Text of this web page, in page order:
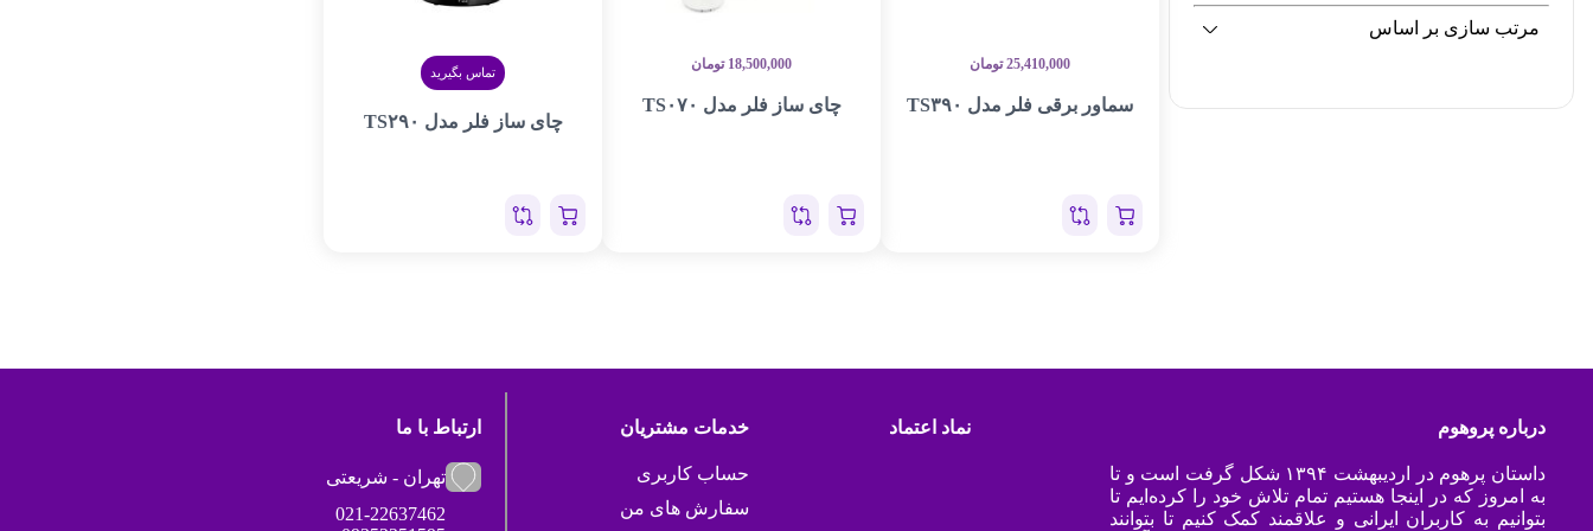
25,410,000 تومان
سماور برقی فلر مدل TS۳۹۰
18,500,000 تومان
چای ساز فلر مدل TS۰۷۰
تماس بگیرید
چای ساز فلر مدل TS۲۹۰
مرتب سازی بر اساس
درباره پروهوم
داستان پرهوم در اردیبهشت ۱۳۹۴ شکل گرفت است و تا
به امروز که در اینجا هستیم تمام تلاش خود را کرده‌ایم تا
بتوانیم به کاربران ایرانی و علاقمند کمک کنیم تا بتوانند
نماد اعتماد خدمات مشتریان
حساب کاربری
سفارش های من
ارتباط با ما
تهران - شریعتی
021-22637462